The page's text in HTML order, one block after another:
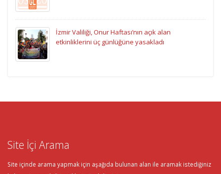
İzmir Valiliği, Onur Haftası’nın açık alan
etkinliklerini üç günlüğüne yasakladı
Site İçi Arama
Site içinde arama yapmak için aşağıda bulunan alan ile aramak istediğiniz